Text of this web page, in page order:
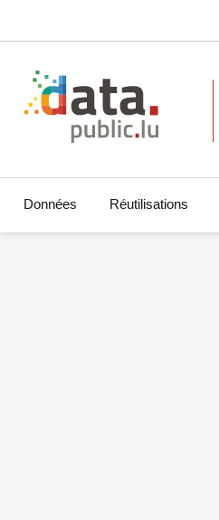
Données Réutilisations